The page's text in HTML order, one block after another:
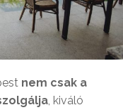
nem csak a
, kiváló